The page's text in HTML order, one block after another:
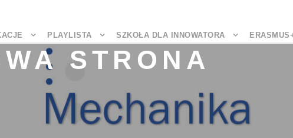
PLAYLISTA SZKOŁA DLA INNOWATORA
STRONA